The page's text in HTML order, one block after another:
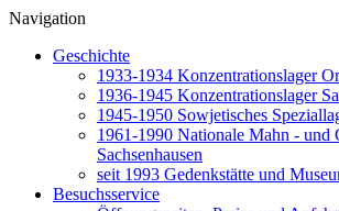
Navigation
Geschichte
1933-1934 Konzentrationslager
1936-1945 Konzentrationslager
1945-1950 Sowjetisches
1961-1990 Nationale Mahn - und
Sachsenhausen
seit 1993 Gedenkstätte und
Besuchsservice